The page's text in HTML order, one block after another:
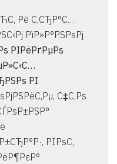
Рё С‚СЂР°С…
РїР»Р°РЅРѕРј
РІРёРґРµРѕ
РІ
С‡С‚Рѕ
РІРѕС‚